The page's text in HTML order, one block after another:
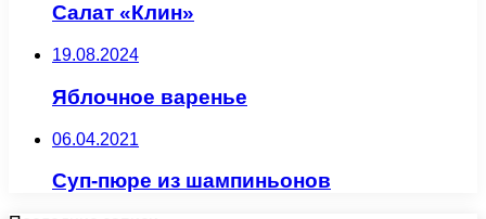
Салат «Клин»
19.08.2024
Яблочное варенье
06.04.2021
Суп-пюре из шампиньонов